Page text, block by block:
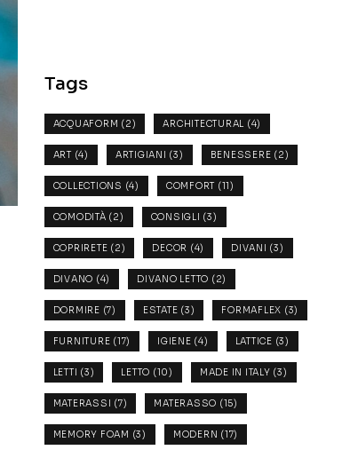
Tags
ACQUAFORM (2) ARCHITECTURAL (4)
ART(4) ARTIGIANI (3) BENESSERE (2)
COLLECTIONS (4) COMFORT (11)
COMODITÀ (2) CONSIGLI (3)
COPRIRETE (2) DECOR (4) DIVANI (3)
DIVANO (4) DIVANO LETTO (2)
DORMIRE (7) ESTATE (3) FORMAFLEX (3)
FURNITURE (17) IGIENE (4) LATTICE (3)
LETTI (3) LETTO (10) MADE IN ITALY (3)
MATERASSI (7) MATERASSO (15)
MEMORY FOAM (3) MODERN (17)